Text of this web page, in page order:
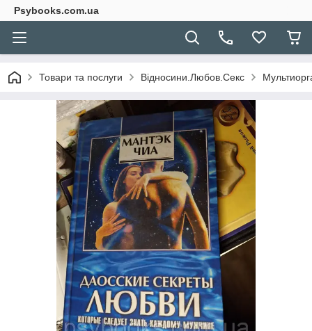
Psybooks.com.ua
Товари та послуги Відносини.Любов.Секс